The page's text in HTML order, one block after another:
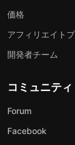
価格
アフィリエイト
開発者チーム
コミュニティ
Forum
Facebook